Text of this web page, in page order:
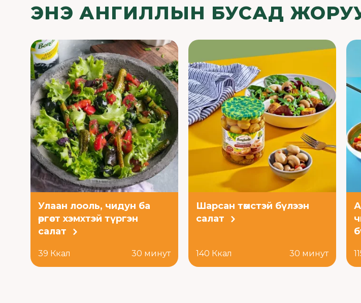
ЭНЭ АНГИЛЛЫН БУСАД
Улаан лооль, чидун ба
өргөст хэмхтэй түргэн
салат
39 Ккал 30 минут
Шарсан төмстэй бүлээн
салат
140 Ккал 30 минут